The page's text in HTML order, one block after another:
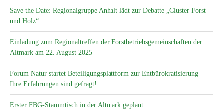
Save the Date: Regionalgruppe Anhalt lädt zur Debatte „Cluster Forst
und Holz“
Einladung zum Regionaltreffen der Forstbetriebsgemeinschaften der
Altmark am 22. August 2025
Forum Natur startet Beteiligungsplattform zur Entbürokratisierung –
Ihre Erfahrungen sind gefragt!
Erster FBG-Stammtisch in der Altmark geplant